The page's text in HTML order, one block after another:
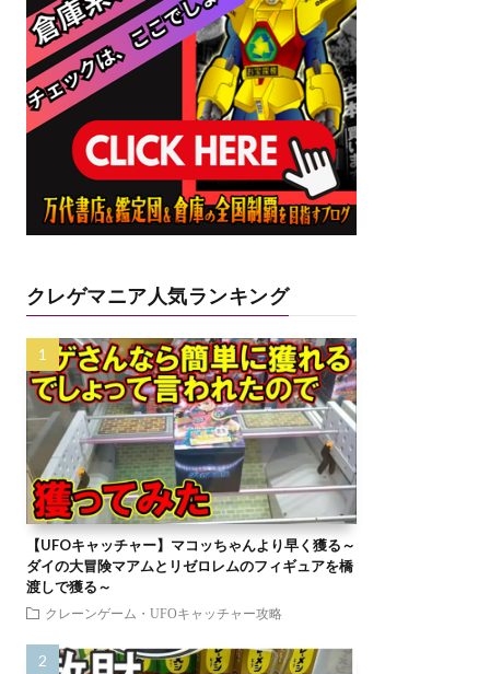
クレゲマニア人気ランキング
【UFOキャッチャー】マコッちゃんより早く獲る～
ダイの大冒険マアムとリゼロレムのフィギュアを橋
渡しで獲る～
クレーンゲーム・UFOキャッチャー攻略